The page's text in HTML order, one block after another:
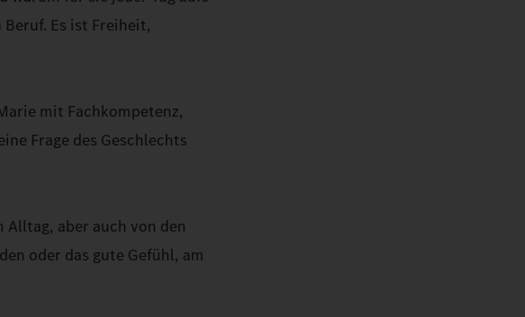
Es ist Freiheit,
mit Fachkompetenz,
Frage des Geschlechts
aber auch von den
oder das gute Gefühl, am